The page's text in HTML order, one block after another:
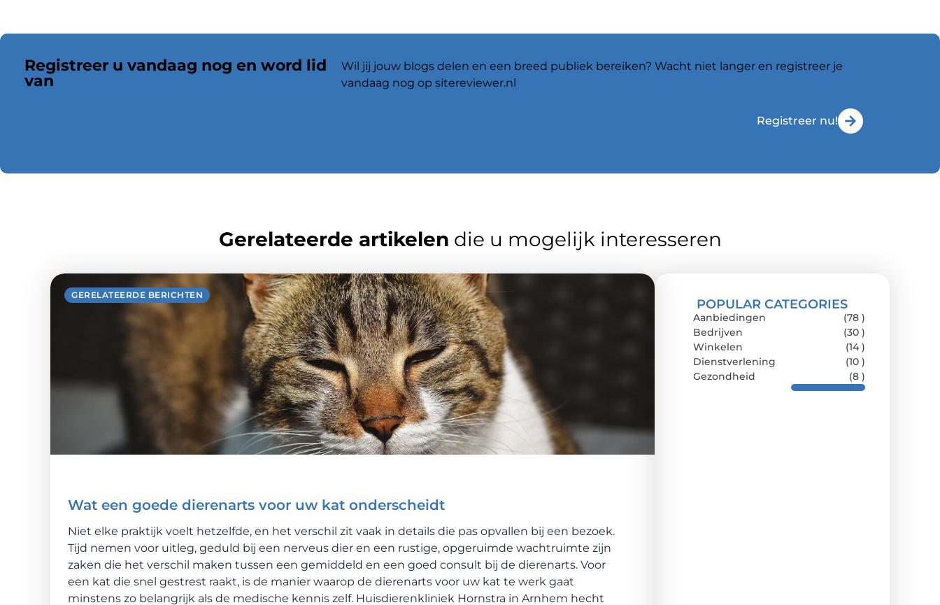
Registreer u vandaag nog en word lid
van
Wil jij jouw blogs delen en een breed publiek bereiken? Wacht niet langer en registreer je
vandaag nog op sitereviewer.nl
Registreer nu!
Gerelateerde artikelen die u mogelijk interesseren
GERELATEERDE BERICHTEN
Wat een goede dierenarts voor uw kat onderscheidt
Niet elke praktijk voelt hetzelfde, en het verschil zit vaak in details die pas opvallen bij een bezoek.
Tijd nemen voor uitleg, geduld bij een nerveus dier en een rustige, opgeruimde wachtruimte zijn
zaken die het verschil maken tussen een gemiddeld en een goed consult bij de dierenarts. Voor
een kat die snel gestrest raakt, is de manier waarop de dierenarts voor uw kat te werk gaat
minstens zo belangrijk als de medische kennis zelf. Huisdierenkliniek Hornstra in Arnhem hecht
POPULAR CATEGORIES
Aanbiedingen
(78 )
Bedrijven
(30 )
Winkelen
(14 )
Dienstverlening
(10 )
Gezondheid
(8 )